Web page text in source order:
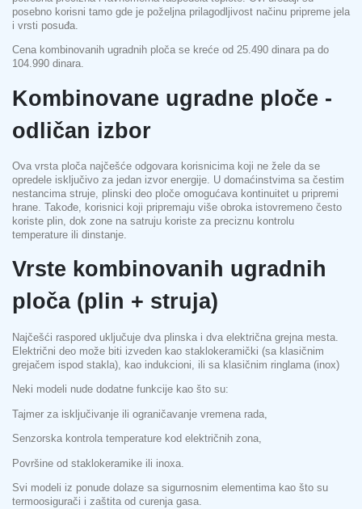
posebno korisni tamo gde je poželjna prilagodljivost načinu pripreme jela
i vrsti posuđa.
Cena kombinovanih ugradnih ploča se kreće od 25.490 dinara pa do
104.990 dinara.
Kombinovane ugradne ploče -
odličan izbor
Ova vrsta ploča najčešće odgovara korisnicima koji ne žele da se
opredele isključivo za jedan izvor energije. U domaćinstvima sa čestim
nestancima struje, plinski deo ploče omogućava kontinuitet u pripremi
hrane. Takođe, korisnici koji pripremaju više obroka istovremeno često
koriste plin, dok zone na satruju koriste za preciznu kontrolu
temperature ili dinstanje.
Vrste kombinovanih ugradnih
ploča (plin + struja)
Najčešći raspored uključuje dva plinska i dva električna grejna mesta.
Električni deo može biti izveden kao staklokeramički (sa klasičnim
grejačem ispod stakla), kao indukcioni, ili sa klasičnim ringlama (inox)
Neki modeli nude dodatne funkcije kao što su:
Tajmer za isključivanje ili ograničavanje vremena rada,
Senzorska kontrola temperature kod električnih zona,
Površine od staklokeramike ili inoxa.
Svi modeli iz ponude dolaze sa sigurnosnim elementima kao što su
termoosigurači i zaštita od curenja gasa.